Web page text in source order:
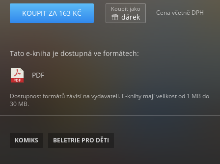
KOUPIT ZA 163 KČ Koupit jako
dárek Cena včetně DPH
Tato e-kniha je dostupná ve formátech:
PDF
Dostupnost formátů závisí na vydavateli. E-knihy mají velikost od 1 MB do
30 MB.
KOMIKS BELETRIE PRO DĚTI